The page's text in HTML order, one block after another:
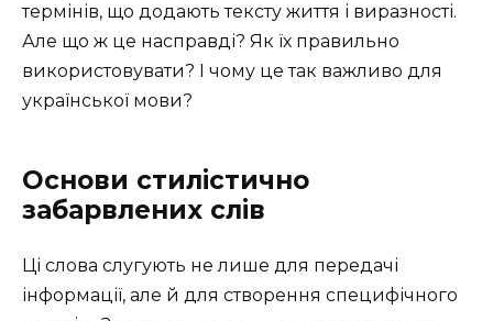
термінів, що додають тексту життя і виразності.
Але що ж це насправді? Як їх правильно
використовувати? І чому це так важливо для
української мови?
Основи стилістично
забарвлених слів
Ці слова слугують не лише для передачі
інформації, але й для створення специфічного